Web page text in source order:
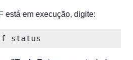
está em execução, digite: